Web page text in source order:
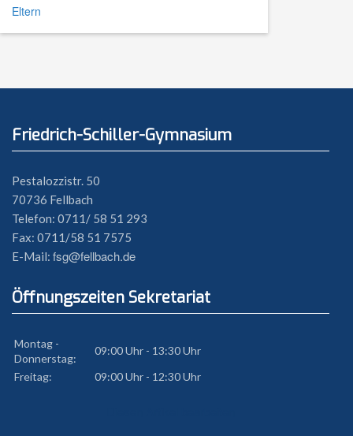
Eltern
Friedrich-Schiller-Gymnasium
Pestalozzistr. 50
70736 Fellbach
Telefon: 0711/ 58 51 293
Fax: 0711/58 51 7575
E-Mail: fsg@fellbach.de
Öffnungszeiten Sekretariat
Montag -
Donnerstag:
09:00 Uhr - 13:30 Uhr
Freitag:
09:00 Uhr - 12:30 Uhr